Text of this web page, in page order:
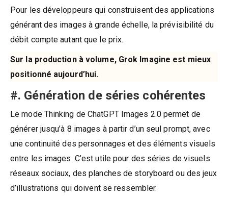
Pour les développeurs qui construisent des applications
générant des images à grande échelle, la prévisibilité du
débit compte autant que le prix.
Sur la production à volume, Grok Imagine est mieux
positionné aujourd’hui.
#. Génération de séries cohérentes
Le mode Thinking de ChatGPT Images 2.0 permet de
générer jusqu’à 8 images à partir d’un seul prompt, avec
une continuité des personnages et des éléments visuels
entre les images. C’est utile pour des séries de visuels
réseaux sociaux, des planches de storyboard ou des jeux
d’illustrations qui doivent se ressembler.